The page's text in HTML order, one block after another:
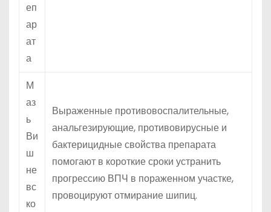
еп
ар
ат
а
М
аз
ь
Ви
ш
не
вс
ко
Выраженные противовоспалительные,
анальгезирующие, противовирусные и
бактерицидные свойства препарата
помогают в короткие сроки устранить
прогрессию ВПЧ в пораженном участке,
провоцируют отмирание шипиц.